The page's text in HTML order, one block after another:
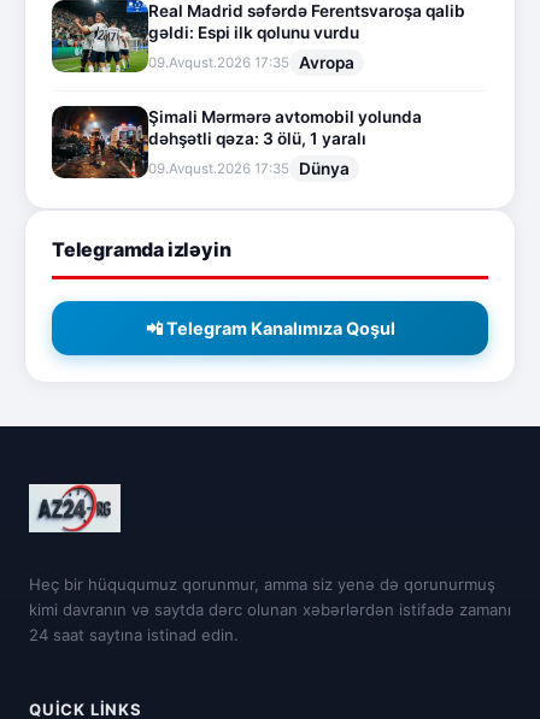
Real Madrid səfərdə Ferentsvaroşa qalib
gəldi: Espi ilk qolunu vurdu
09.Avqust.2026 17:35 Avropa
Şimali Mərmərə avtomobil yolunda
dəhşətli qəza: 3 ölü, 1 yaralı
09.Avqust.2026 17:35 Dünya
Telegramda izləyin
📲 Telegram Kanalımıza Qoşul
Heç bir hüququmuz qorunmur, amma siz yenə də qorunurmuş
kimi davranın və saytda dərc olunan xəbərlərdən istifadə zamanı
24 saat saytına istinad edin.
QUICK LINKS